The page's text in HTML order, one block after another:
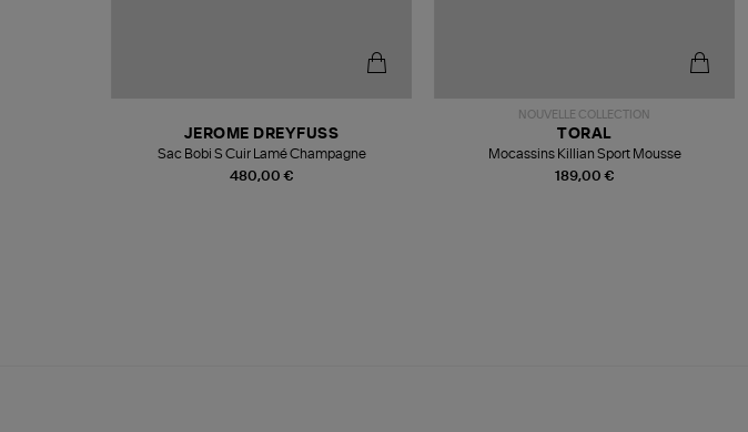
480,00 €
JEROME DREYFUSS
Sac Bobi S Cuir Lamé Champagne
NOUVELLE COLLECTION
189,00 €
TORAL
Mocassins Killian Sport Mousse